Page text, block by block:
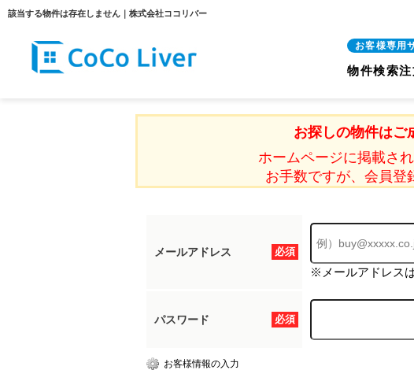
該当する物件は存在しません｜株式会社ココリバー
お客様専用
物件検索
お探しの物件はご
ホームページに掲載さ
お手数ですが、会員登
必須
メールアドレス
※メールアドレス
必須
パスワード
お客様情報の入力